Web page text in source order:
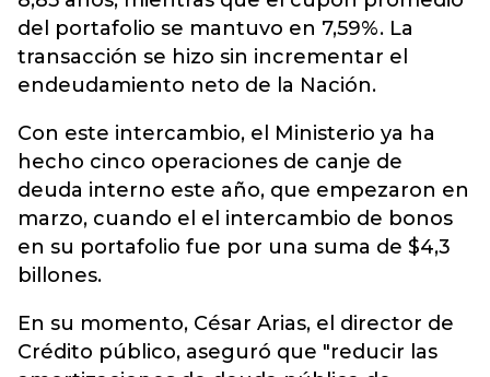
del portafolio se mantuvo en 7,59%. La
transacción se hizo sin incrementar el
endeudamiento neto de la Nación.
Con este intercambio, el Ministerio ya ha
hecho cinco operaciones de canje de
deuda interno este año, que empezaron en
marzo, cuando el el intercambio de bonos
en su portafolio fue por una suma de $4,3
billones.
En su momento, César Arias, el director de
Crédito público, aseguró que "reducir las